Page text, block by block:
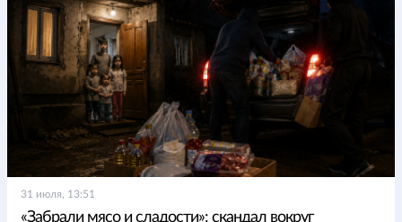
31 июля, 13:51
«Забрали мясо и сладости»: скандал вокруг